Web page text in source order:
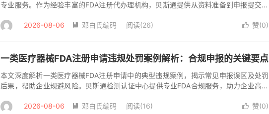
专业服务。作为经验丰富的FDA注册代办理机构，贝斯通提供从资料准备到申报提交的
性...
 赞(0)
2026-08-06  邓白氏编码 阅读(26)
一类医疗器械FDA注册申请违规处罚案例解析：合规申报的关键要点
本文深度解析一类医疗器械FDA注册申请中的典型违规案例，揭示常见申报误区及处罚
后果，帮助企业规避风险。贝斯通检测认证中心提供专业FDA合规服务，助力企业高效
疗器...
 赞(0)
2026-08-06  邓白氏编码 阅读(16)